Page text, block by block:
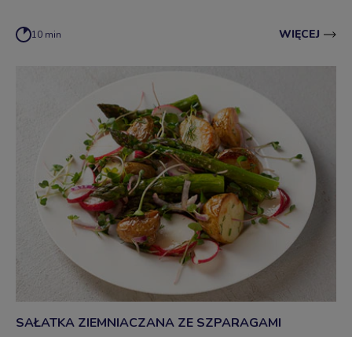
10 min WIĘCEJ
SAŁATKA ZIEMNIACZANA ZE SZPARAGAMI